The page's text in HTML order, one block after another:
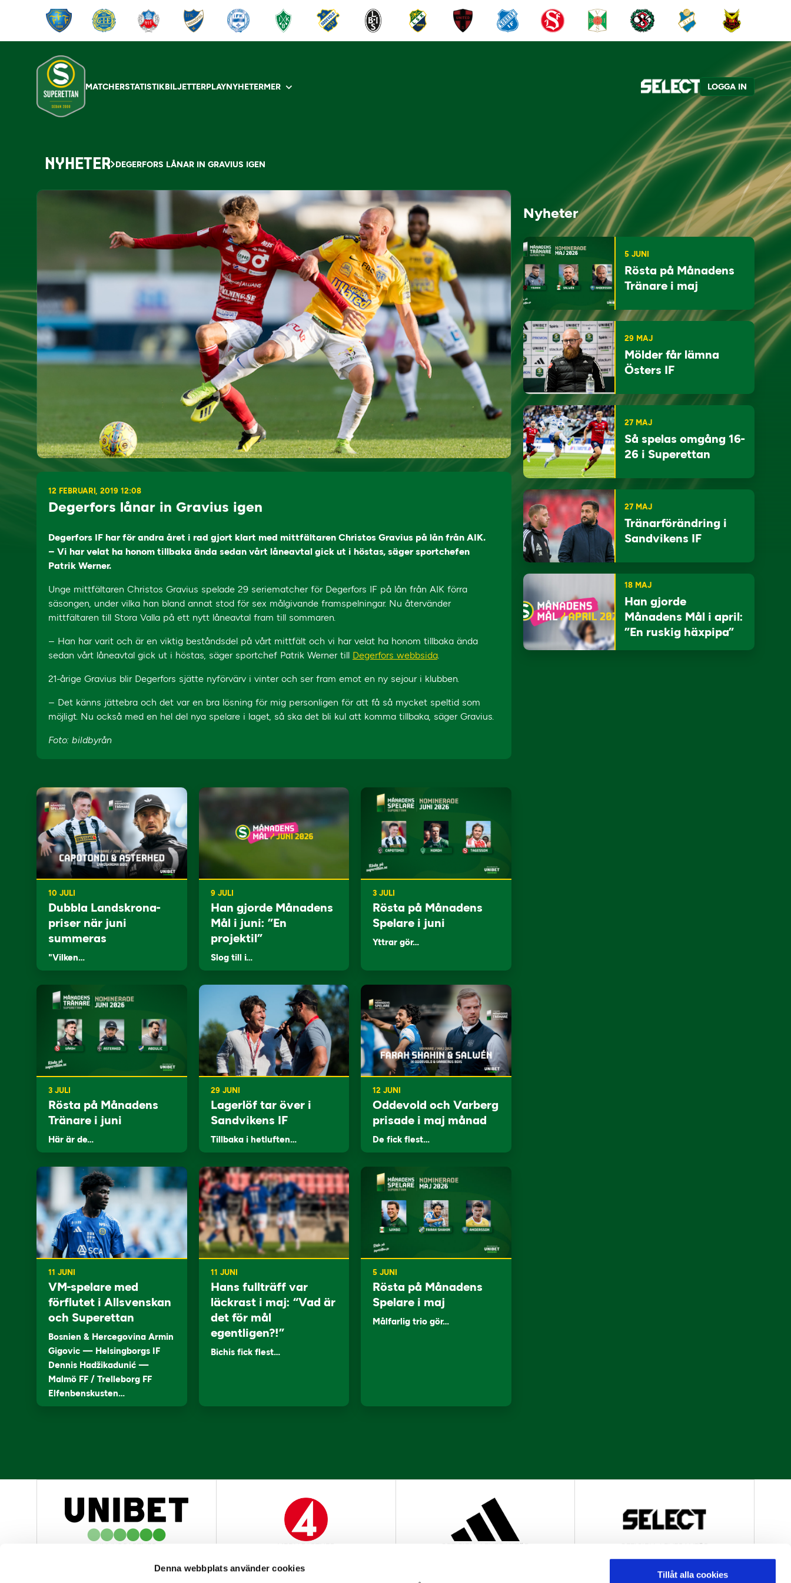
Denna webbplats använder cookies
Tillåt alla cookies
MATCHERSTATISTIKBILJETTERPLAYNYHETERMER LOGGA IN
NYHETER DEGERFORS LÅNAR IN GRAVIUS IGEN
12 FEBRUARI, 2019 12:08
Degerfors lånar in Gravius igen
Degerfors IF har för andra året i rad gjort klart med mittfältaren Christos Gravius på lån från AIK.
– Vi har velat ha honom tillbaka ända sedan vårt låneavtal gick ut i höstas, säger sportchefen
Patrik Werner.
Unge mittfältaren Christos Gravius spelade 29 seriematcher för Degerfors IF på lån från AIK förra
säsongen, under vilka han bland annat stod för sex målgivande framspelningar. Nu återvänder
mittfältaren till Stora Valla på ett nytt låneavtal fram till sommaren.
– Han har varit och är en viktig beståndsdel på vårt mittfält och vi har velat ha honom tillbaka ända
sedan vårt låneavtal gick ut i höstas, säger sportchef Patrik Werner till Degerfors webbsida.
21-årige Gravius blir Degerfors sjätte nyförvärv i vinter och ser fram emot en ny sejour i klubben.
– Det känns jättebra och det var en bra lösning för mig personligen för att få så mycket speltid som
möjligt. Nu också med en hel del nya spelare i laget, så ska det bli kul att komma tillbaka, säger Gravius.
Foto: bildbyrån
10 JULI
Dubbla Landskrona-
priser när juni
summeras
"Vilken…
9 JULI
Han gjorde Månadens
Mål i juni: ”En
projektil”
Slog till i…
3 JULI
Rösta på Månadens
Spelare i juni
Yttrar gör…
3 JULI
Rösta på Månadens
Tränare i juni
Här är de…
29 JUNI
Lagerlöf tar över i
Sandvikens IF
Tillbaka i hetluften…
12 JUNI
Oddevold och Varberg
prisade i maj månad
De fick flest…
11 JUNI
VM-spelare med
förflutet i Allsvenskan
och Superettan
Bosnien & Hercegovina Armin
Gigovic — Helsingborgs IF
Dennis Hadžikadunić —
Malmö FF / Trelleborg FF
Elfenbenskusten…
11 JUNI
Hans fullträff var
läckrast i maj: “Vad är
det för mål
egentligen?!”
Bichis fick flest…
5 JUNI
Rösta på Månadens
Spelare i maj
Målfarlig trio gör…
Nyheter
5 JUNI
Rösta på Månadens
Tränare i maj
29 MAJ
Mölder får lämna
Östers IF
27 MAJ
Så spelas omgång 16-
26 i Superettan
27 MAJ
Tränarförändring i
Sandvikens IF
18 MAJ
Han gjorde
Månadens Mål i april:
”En ruskig häxpipa”